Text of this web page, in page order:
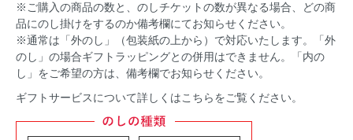
※ご購入の商品の数と、のしチケットの数が異なる場合、どの商
品にのし掛けをするのか備考欄にてお知らせください。
※通常は「外のし」（包装紙の上から）で対応いたします。「外
のし」の場合ギフトラッピングとの併用はできません。「内の
し」をご希望の方は、備考欄でお知らせください。
ギフトサービスについて詳しくはこちらをご覧ください。